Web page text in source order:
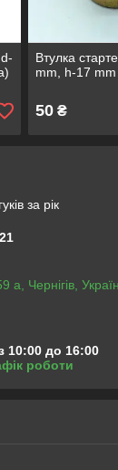
Втулка
mm, h-17 mm
50₴
за рік
а, Чернігів,
10:00 до 16:00
роботи